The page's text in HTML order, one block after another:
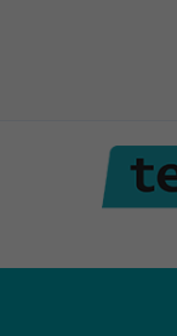
contenuto